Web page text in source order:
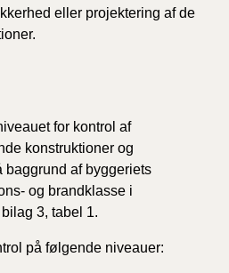
eller projektering af de
for kontrol af
konstruktioner og
baggrund af byggeriets
og brandklasse i
3, tabel 1.
på følgende niveauer: